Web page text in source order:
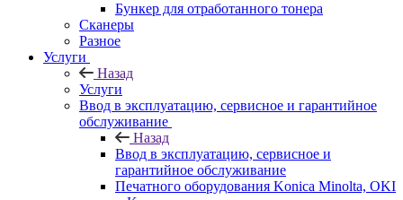
Бункер для отработанного тонера
Сканеры
Разное
Услуги
Назад
Услуги
Ввод в эксплуатацию, сервисное и гарантийное
обслуживание
Назад
Ввод в эксплуатацию, сервисное и
гарантийное обслуживание
Печатного оборудования Konica Minolta, OKI